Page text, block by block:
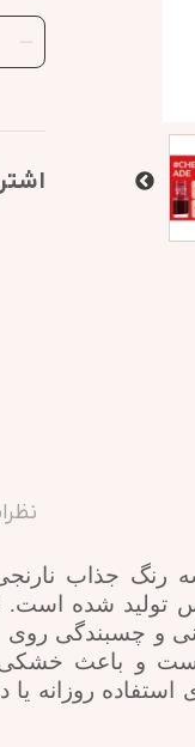
جذاب نارنجی
تولید شده
چسبندگی روی
است و باعث
روزانه